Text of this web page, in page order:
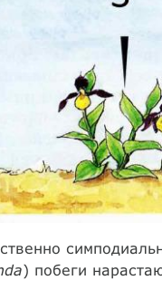
) побеги